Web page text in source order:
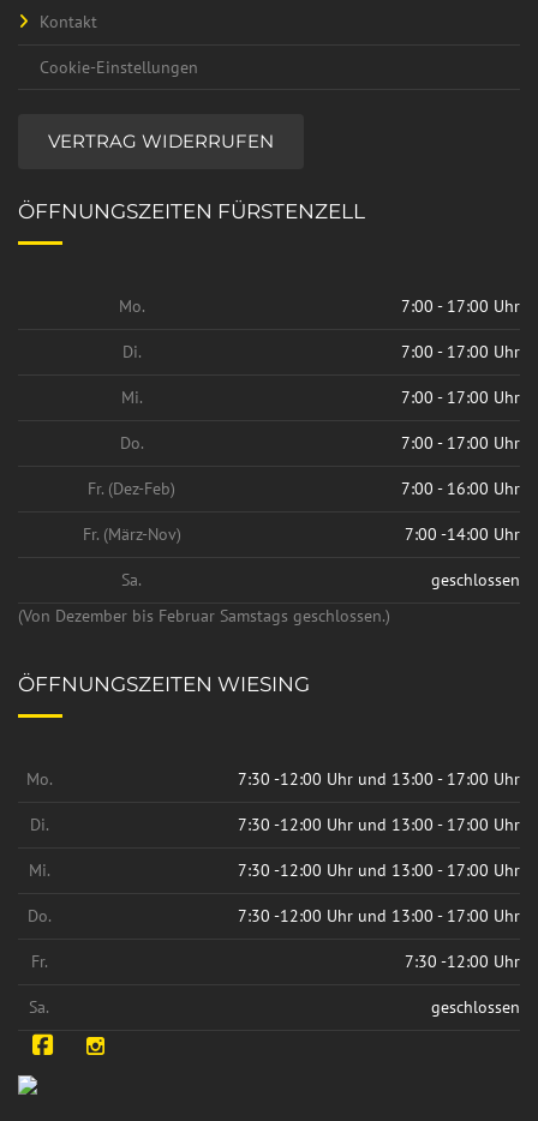
Kontakt
Cookie-Einstellungen
VERTRAG WIDERRUFEN
ÖFFNUNGSZEITEN FÜRSTENZELL
Mo. 7:00 - 17:00 Uhr
Di. 7:00 - 17:00 Uhr
Mi. 7:00 - 17:00 Uhr
Do. 7:00 - 17:00 Uhr
Fr. (Dez-Feb) 7:00 - 16:00 Uhr
Fr. (März-Nov) 7:00 -14:00 Uhr
Sa.
geschlossen
(Von Dezember bis Februar Samstags geschlossen.)
ÖFFNUNGSZEITEN WIESING
Mo. 7:30 -12:00 Uhr und 13:00 - 17:00 Uhr
Di. 7:30 -12:00 Uhr und 13:00 - 17:00 Uhr
Mi. 7:30 -12:00 Uhr und 13:00 - 17:00 Uhr
Do. 7:30 -12:00 Uhr und 13:00 - 17:00 Uhr
Fr. 7:30 -12:00 Uhr
Sa. geschlossen
Facebook